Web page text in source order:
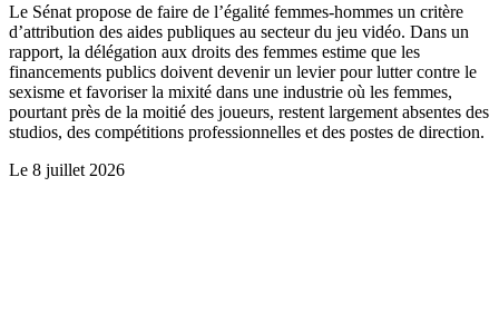
Le Sénat propose de faire de l’égalité femmes-hommes un critère
d’attribution des aides publiques au secteur du jeu vidéo. Dans un
rapport, la délégation aux droits des femmes estime que les
financements publics doivent devenir un levier pour lutter contre le
sexisme et favoriser la mixité dans une industrie où les femmes,
pourtant près de la moitié des joueurs, restent largement absentes des
studios, des compétitions professionnelles et des postes de direction.
Le 8 juillet 2026